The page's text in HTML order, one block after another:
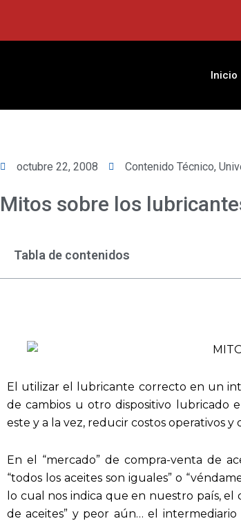
contenido
Inicio
octubre 22, 2008 Contenido Técnico,
Mitos sobre los
Tabla de contenidos
El utilizar el lubricante correcto en un
de cambios u otro dispositivo
este y a la vez, reducir costos operativos
En el “mercado” de compra-venta de
“todos los aceites son iguales” o
lo cual nos indica que en nuestro país,
de aceites” y peor aún… el